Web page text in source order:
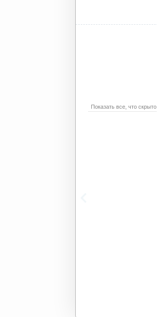
Показать все, что скрыто